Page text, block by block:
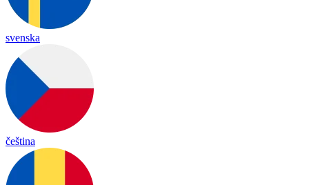
svenska
čeština